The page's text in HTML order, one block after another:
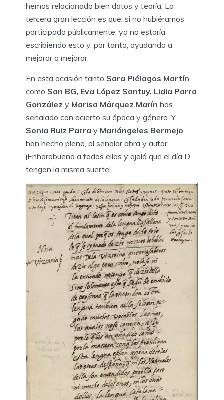
hemos relacionado bien datos y teoría. La
tercera gran lección es que, si no hubiéramos
participado públicamente, yo no estaría
escribiendo esto y, por tanto, ayudando a
mejorar a mejorar.
En esta ocasión tanto Sara Piélagos Martín
como San BG, Eva López Santuy, Lidia Parra
González y Marisa Márquez Marín has
señalado con acierto su época y género. Y
Sonia Ruiz Parra y Mariángeles Bermejo
han hecho pleno, al señalar obra y autor.
¡Enhorabuena a todas ellos y ojalá que el día D
tengan la misma suerte!